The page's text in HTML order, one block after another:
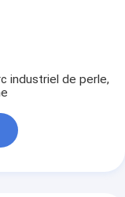
industriel de perle,